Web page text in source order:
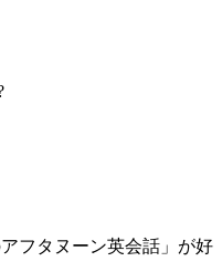
フタヌーン英会話」が好